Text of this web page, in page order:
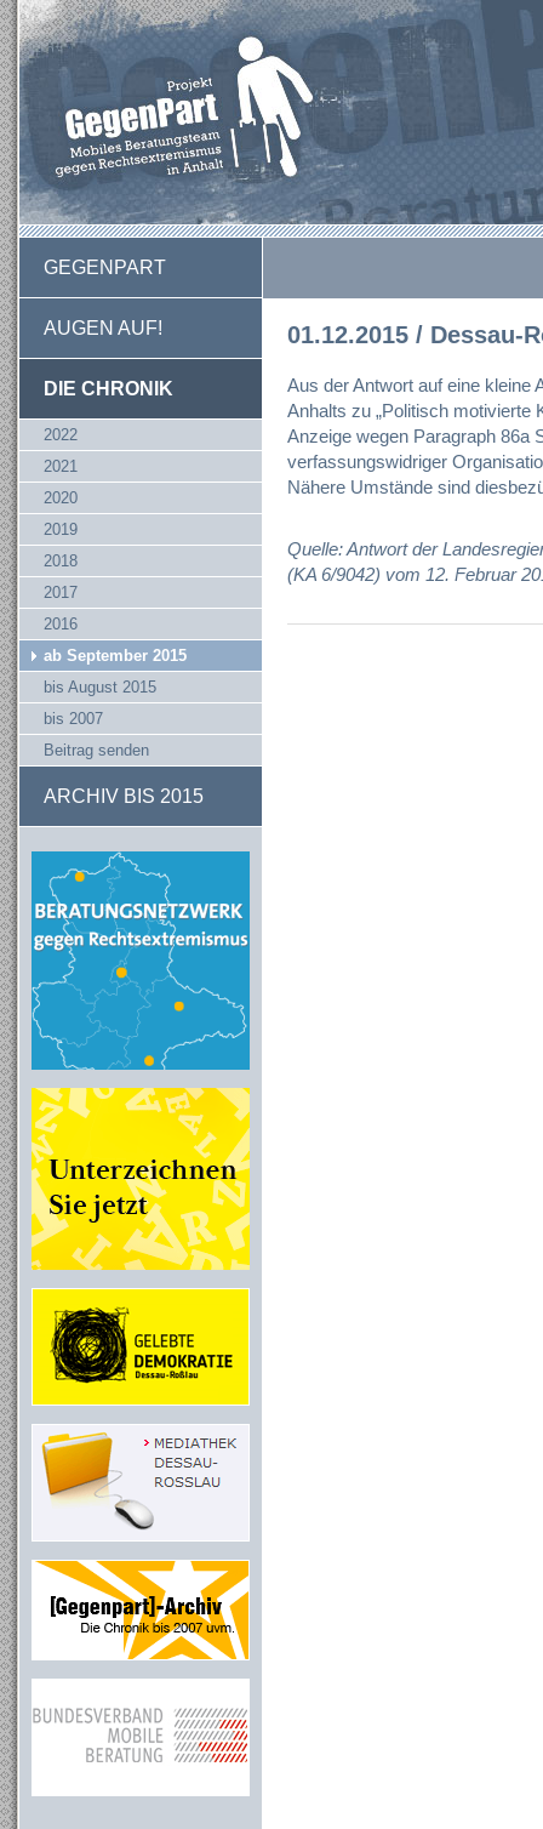
GEGENPART
AUGEN AUF!
DIE CHRONIK
2022
2021
2020
2019
2018
2017
2016
ab September 2015
bis August 2015
bis 2007
Beitrag senden
ARCHIV BIS 2015
01.12.2015 / Dessau-
Aus der Antwort auf eine kleine
Anhalts zu „Politisch motivierte
Anzeige wegen Paragraph 86a
verfassungswidriger
Nähere Umstände sind
Quelle: Antwort der
(KA 6/9042) vom 12. Februar